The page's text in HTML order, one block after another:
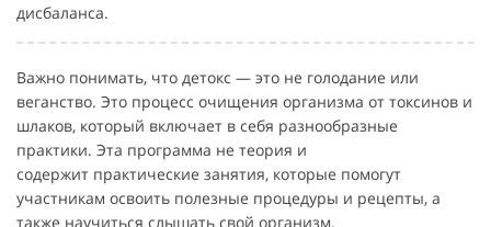
дисбаланса.
Важно понимать, что детокс — это не голодание или
веганство. Это процесс очищения организма от токсинов и
шлаков, который включает в себя разнообразные
практики. Эта программа не теория и
содержит практические занятия, которые помогут
участникам освоить полезные процедуры и рецепты, а
также научиться слышать свой организм.